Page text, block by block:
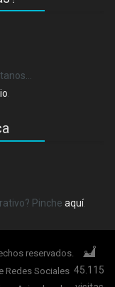
Pinche aquí.
reservados.
Redes Sociales 45.115